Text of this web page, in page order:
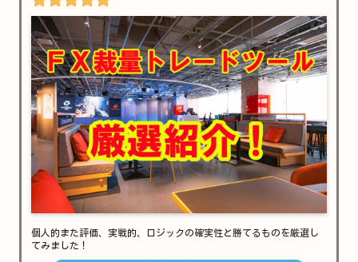
個人的また評価、実戦的、ロジックの確実性と勝てるものを厳選し
てみました！